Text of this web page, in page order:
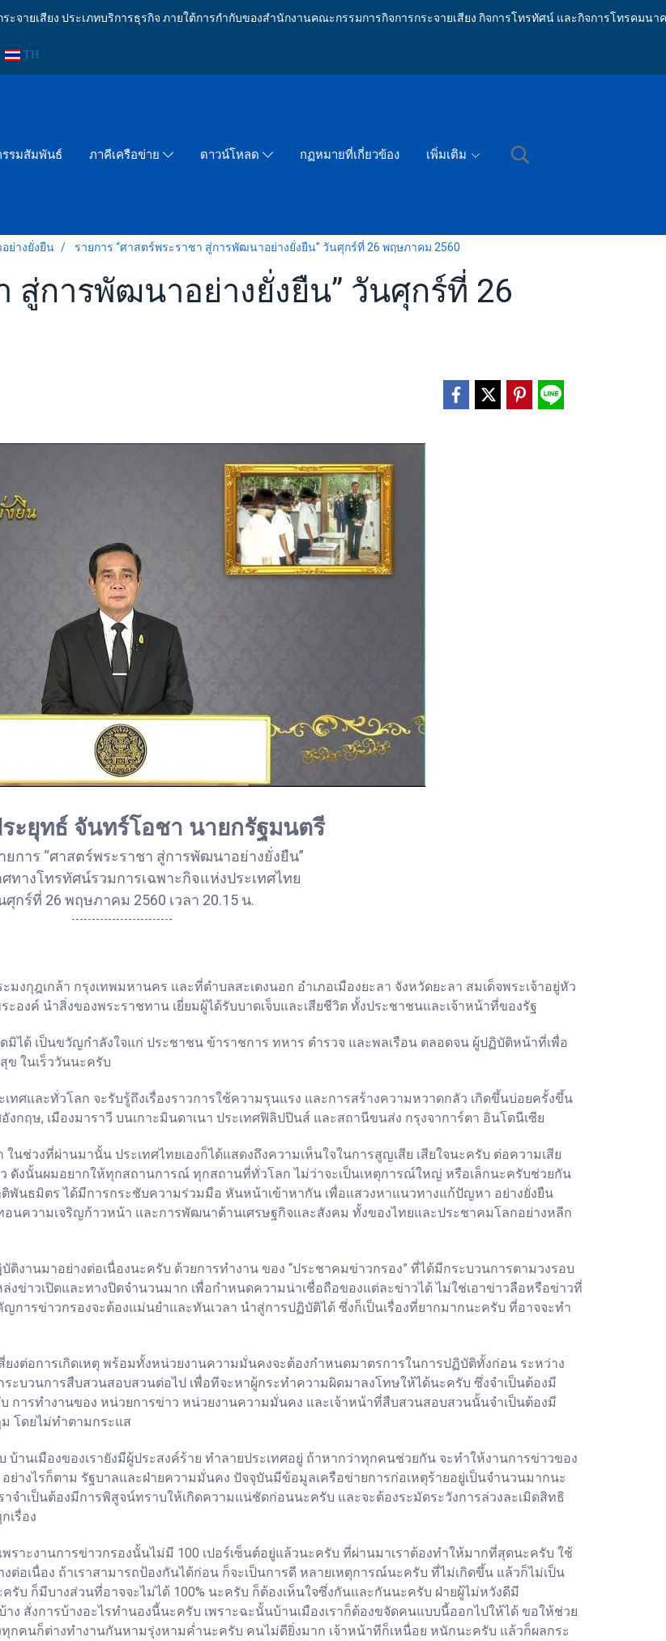
จายเสียง ประเภทบริการธุรกิจ ภายใต้การกำกับของสำนักงานคณะกรรมการกิจการกระจายเสียง กิจการโทรทัศน์ และกิจการโทรคมนา
TH
รรมสัมพันธ์ ภาคีเครือข่าย ดาวน์โหลด กฏหมายที่เกี่ยวข้อง เพิ่มเติม
ย่างยั่งยืน รายการ “ศาสตร์พระราชา สู่การพัฒนาอย่างยั่งยืน” วันศุกร์ที่ 26 พฤษภาคม 2560
สู่การพัฒนาอย่างยั่งยืน” วันศุกร์ที่ 26
ะยุทธ์ จันทร์โอชา นายกรัฐมนตรี
ยการ “ศาสตร์พระราชา สู่การพัฒนาอย่างยั่งยืน”
ทางโทรทัศน์รวมการเฉพาะกิจแห่งประเทศไทย
ศุกร์ที่ 26 พฤษภาคม 2560 เวลา 20.15 น.
-------------------------
งกุฎเกล้า กรุงเทพมหานคร และที่ตําบลสะเตงนอก อำเภอเมืองยะลา จังหวัดยะลา สมเด็จพระเจ้าอยู่หัว
องค์ นำสิ่งของพระราชทาน เยี่ยมผู้ได้รับบาดเจ็บและเสียชีวิต ทั้งประชาชนและเจ้าหน้าที่ของรัฐ
ด้ เป็นขวัญกำลังใจแก่ ประชาชน ข้าราชการ ทหาร ตำรวจ และพลเรือน ตลอดจน ผู้ปฏิบัติหน้าที่เพื่อ
ข ในเร็ววันนะครับ
ศและทั่วโลก จะรับรู้ถึงเรื่องราวการใช้ความรุนแรง และการสร้างความหวาดกลัว เกิดขึ้นบ่อยครั้งขึ้น
งกฤษ, เมืองมาราวี บนเกาะมินดาเนา ประเทศฟิลิปปินส์ และสถานีขนส่ง กรุงจาการ์ตา อินโดนีเซีย
วงที่ผ่านมานั้น ประเทศไทยเองก็ได้แสดงถึงความเห็นใจในการสูญเสีย เสียใจนะครับ ต่อความเสีย
ดังนั้นผมอยากให้ทุกสถานการณ์ ทุกสถานที่ทั่วโลก ไม่ว่าจะเป็นเหตุการณ์ใหญ่ หรือเล็กนะครับช่วยกัน
นธมิตร ได้มีการกระชับความร่วมมือ หันหน้าเข้าหากัน เพื่อแสวงหาแนวทางแก้ปัญหา อย่างยั่งยืน
ความเจริญก้าวหน้า และการพัฒนาด้านเศรษฐกิจและสังคม ทั้งของไทยและประชาคมโลกอย่างหลีก
งานมาอย่างต่อเนื่องนะครับ ด้วยการทำงาน ของ “ประชาคมข่าวกรอง” ที่ได้มีกระบวนการตามวงรอบ
ข่าวเปิดและทางปิดจำนวนมาก เพื่อกำหนดความน่าเชื่อถือของแต่ละข่าวได้ ไม่ใช่เอาข่าวลือหรือข่าวที่
การข่าวกรองจะต้องแม่นยำและทันเวลา นำสู่การปฏิบัติได้ ซึ่งก็เป็นเรื่องที่ยากมากนะครับ ที่อาจจะทำ
งต่อการเกิดเหตุ พร้อมทั้งหน่วยงานความมั่นคงจะต้องกำหนดมาตรการในการปฏิบัติทั้งก่อน ระหว่าง
ะบวนการสืบสวนสอบสวนต่อไป เพื่อทีจะหาผู้กระทำความผิดมาลงโทษให้ได้นะครับ ซึ่งจำเป็นต้องมี
ารทำงานของ หน่วยการข่าว หน่วยงานความมั่นคง และเจ้าหน้าที่สืบสวนสอบสวนนั้นจำเป็นต้องมี
โดยไม่ทำตามกระแส
านเมืองของเรายังมีผู้ประสงค์ร้าย ทำลายประเทศอยู่ ถ้าหากว่าทุกคนช่วยกัน จะทำให้งานการข่าวของ
ย่างไรก็ตาม รัฐบาลและฝ่ายความมั่นคง ปัจจุบันมีข้อมูลเครือข่ายการก่อเหตุร้ายอยู่เป็นจำนวนมากนะ
ำเป็นต้องมีการพิสูจน์ทราบให้เกิดความแน่ชัดก่อนนะครับ และจะต้องระมัดระวังการล่วงละเมิดสิทธิ
เรื่อง
ราะงานการข่าวกรองนั้นไม่มี 100 เปอร์เซ็นต์อยู่แล้วนะครับ ที่ผ่านมาเราต้องทำให้มากที่สุดนะครับ ใช้
ต่อเนื่อง ถ้าเราสามารถป้องกันได้ก่อน ก็จะเป็นการดี หลายเหตุการณ์นะครับ ที่ไม่เกิดขึ้น แล้วก็ไม่เป็น
รับ ก็มีบางส่วนที่อาจจะไม่ได้ 100% นะครับ ก็ต้องเห็นใจซึ่งกันและกันนะครับ ฝ่ายผู้ไม่หวังดีมี
ง สั่งการบ้างอะไรทำนองนี้นะครับ เพราะฉะนั้นบ้านเมืองเราก็ต้องขจัดคนแบบนี้ออกไปให้ได้ ขอให้ช่วย
ทุกคนก็ต่างทำงานกันหามรุ่งหามค่ำนะครับ คนไม่ดียิ่งมาก เจ้าหน้าทีก็เหนื่อย หนักนะครับ แล้วก็ผลกระ